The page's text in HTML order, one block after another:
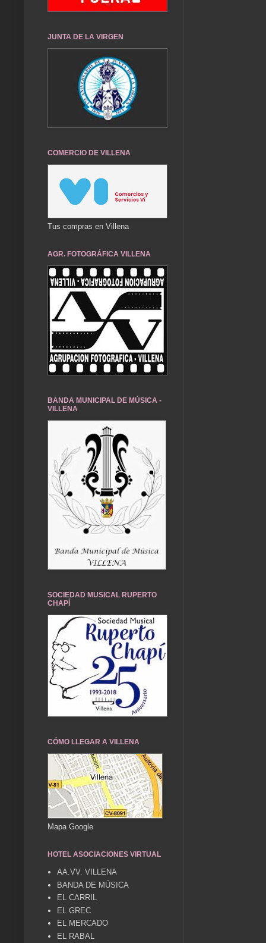
JUNTA DE LA VIRGEN
COMERCIO DE VILLENA
Tus compras en Villena
AGR. FOTOGRÁFICA VILLENA
BANDA MUNICIPAL DE MÚSICA -
VILLENA
SOCIEDAD MUSICAL RUPERTO
CHAPÍ
CÓMO LLEGAR A VILLENA
Mapa Google
HOTEL ASOCIACIONES VIRTUAL
AA.VV. VILLENA
BANDA DE MÚSICA
EL CARRIL
EL GREC
EL MERCADO
EL RABAL